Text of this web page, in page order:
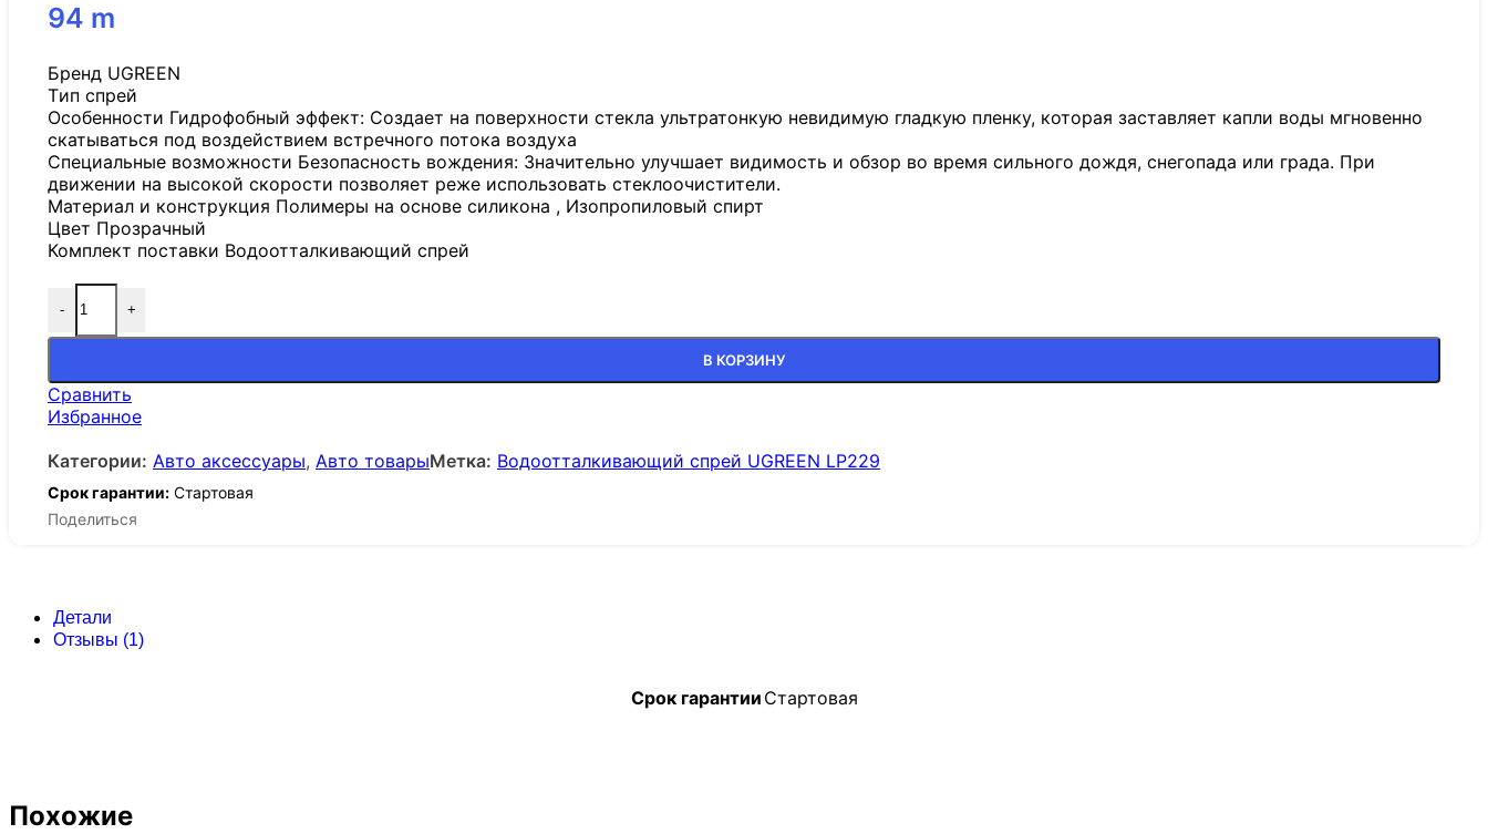
94 m
Бренд UGREEN
Tип спрей
Особенности Гидрофобный эффект: Создает на поверхности стекла ультратонкую невидимую гладкую пленку, которая заставляет капли воды мгновенно
скатываться под воздействием встречного потока воздуха
Специальные возможности Безопасность вождения: Значительно улучшает видимость и обзор во время сильного дождя, снегопада или града. При
движении на высокой скорости позволяет реже использовать стеклоочистители.
Материал и конструкция Полимеры на основе силикона , Изопропиловый спирт
Цвет Прозрачный
Комплект поставки Водоотталкивающий спрей
- +
В КОРЗИНУ
Сравнить
Избранное
Категории: Авто аксессуары, Авто товарыМетка: Водоотталкивающий спрей UGREEN LP229
Срок гарантии: Стартовая
Поделиться
Детали
Отзывы (1)
Срок гарантии Стартовая
Похожие